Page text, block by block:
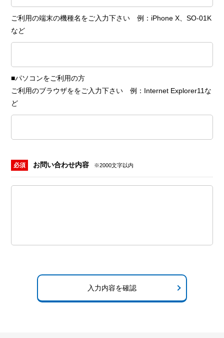
ご利用の端末の機種名をご入力下さい 例：iPhone X、SO-01K
など
■パソコンをご利用の方
ご利用のブラウザををご入力下さい 例：Internet Explorer11な
ど
必須 お問い合わせ内容 ※2000文字以内
入力内容を確認